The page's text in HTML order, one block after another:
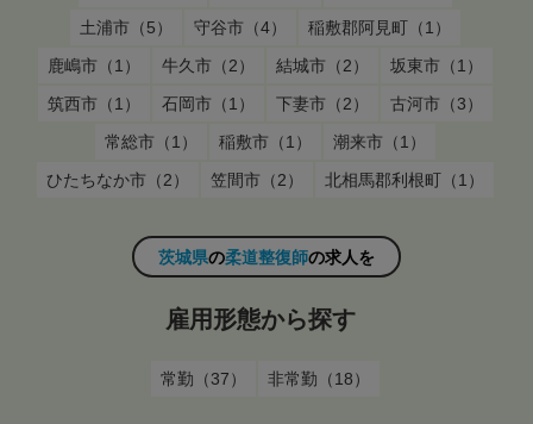
土浦市（5）
守谷市（4）
稲敷郡阿見町（1）
鹿嶋市（1）
牛久市（2） 結城市（2）
坂東市（1）
筑西市（1）
石岡市（1） 下妻市（2）
古河市（3）
常総市（1）
稲敷市（1）
潮来市（1）
ひたちなか市（2）
笠間市（2） 北相馬郡利根町（1）
茨城県の柔道整復師の求人を
雇用形態から探す
常勤（37） 非常勤（18）